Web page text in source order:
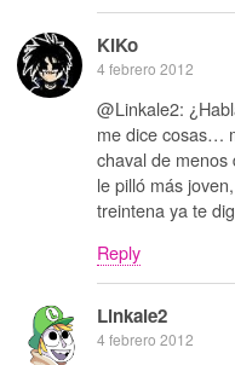
KiKo
4 febrero 2012
@Linkale2:
me dice cosas…
chaval de
le pilló más
treintena ya te
Reply
Linkale2
4 febrero 2012